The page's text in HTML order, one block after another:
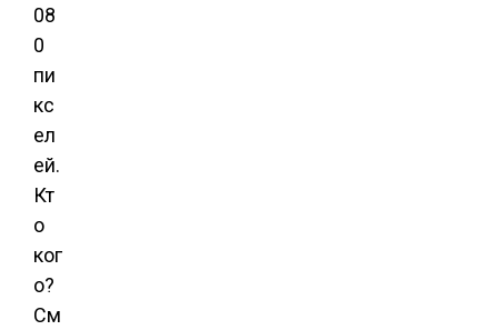
08
0
пи
кс
ел
ей.
Кт
о
ког
о?
См